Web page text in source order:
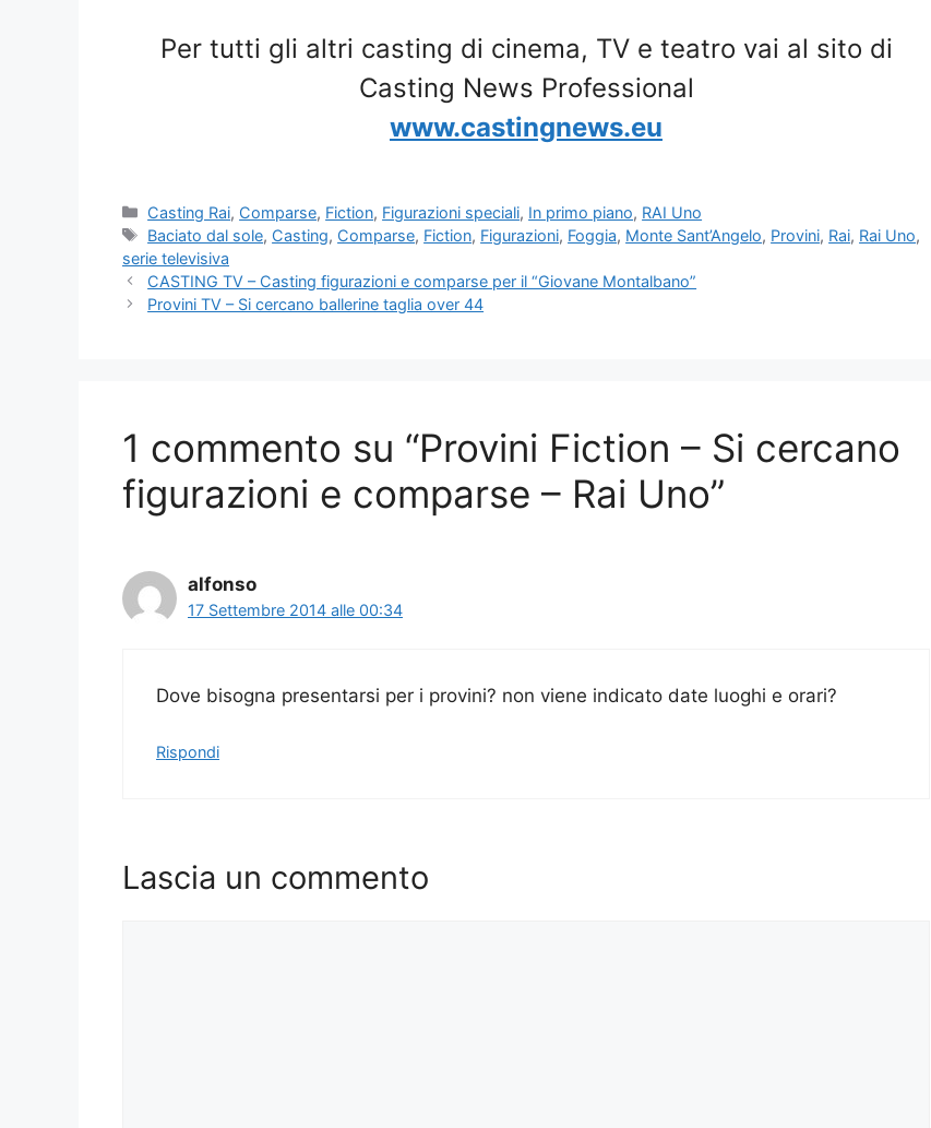
Per tutti gli altri casting di cinema, TV e teatro vai al sito di
Casting News Professional
www.castingnews.eu
Categorie
Casting Rai, Comparse, Fiction, Figurazioni speciali, In primo piano, RAI Uno
Tag
Baciato dal sole, Casting, Comparse, Fiction, Figurazioni, Foggia, Monte Sant’Angelo, Provini, Rai, Rai Uno,
serie televisiva
CASTING TV – Casting figurazioni e comparse per il “Giovane Montalbano”
Provini TV – Si cercano ballerine taglia over 44
1 commento su “Provini Fiction – Si cercano
figurazioni e comparse – Rai Uno”
alfonso
17 Settembre 2014 alle 00:34
Dove bisogna presentarsi per i provini? non viene indicato date luoghi e orari?
Rispondi
Lascia un commento